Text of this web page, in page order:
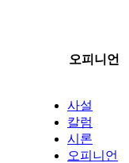
오피니언
사설
칼럼
시론
오피니언